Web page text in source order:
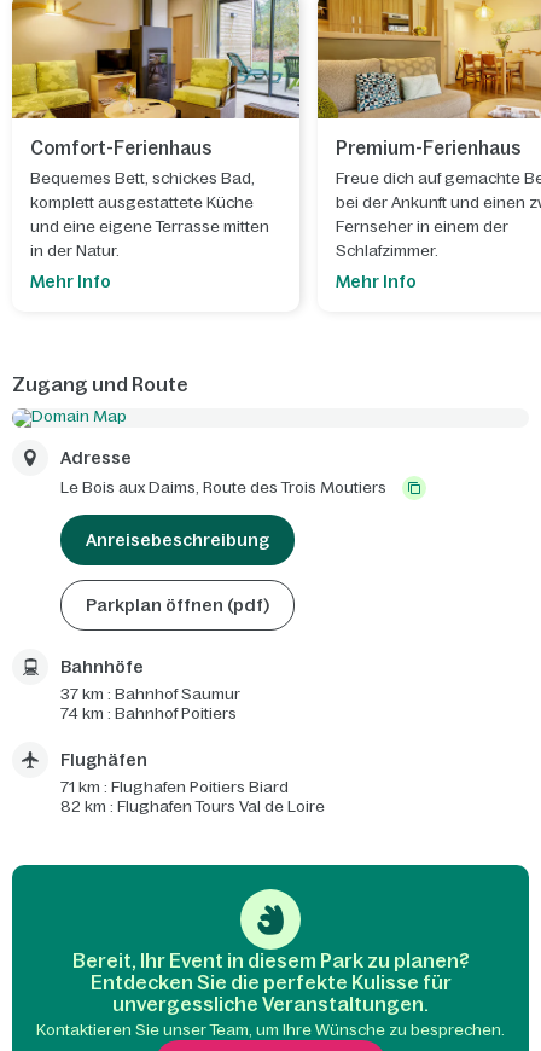
Comfort-Ferienhaus
Bequemes Bett, schickes Bad,
komplett ausgestattete Küche
und eine eigene Terrasse mitten
in der Natur.
Mehr Info
Premium-Ferienhaus
Freue dich auf gemachte
bei der Ankunft und einen
Fernseher in einem der
Schlafzimmer.
Mehr Info
Zugang und Route
Adresse
Le Bois aux Daims, Route des Trois Moutiers
Anreisebeschreibung
Parkplan öffnen (pdf)
Bahnhöfe
37 km : Bahnhof Saumur
74 km : Bahnhof Poitiers
Flughäfen
71 km : Flughafen Poitiers Biard
82 km : Flughafen Tours Val de Loire
Bereit, Ihr Event in diesem Park zu planen?
Entdecken Sie die perfekte Kulisse für
unvergessliche Veranstaltungen.
Kontaktieren Sie unser Team, um Ihre Wünsche zu besprechen.